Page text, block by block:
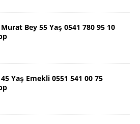
Bey 55 Yaş 0541 780 95 10
Yaş Emekli 0551 541 00 75